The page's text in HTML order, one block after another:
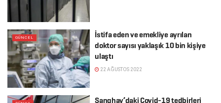
GÜNCEL
İstifa eden ve emekliye ayrılan
doktor sayısı yaklaşık 10 bin kişiye
ulaştı
22 AĞUSTOS 2022
Şanghay’daki Covid-19 tedbirleri